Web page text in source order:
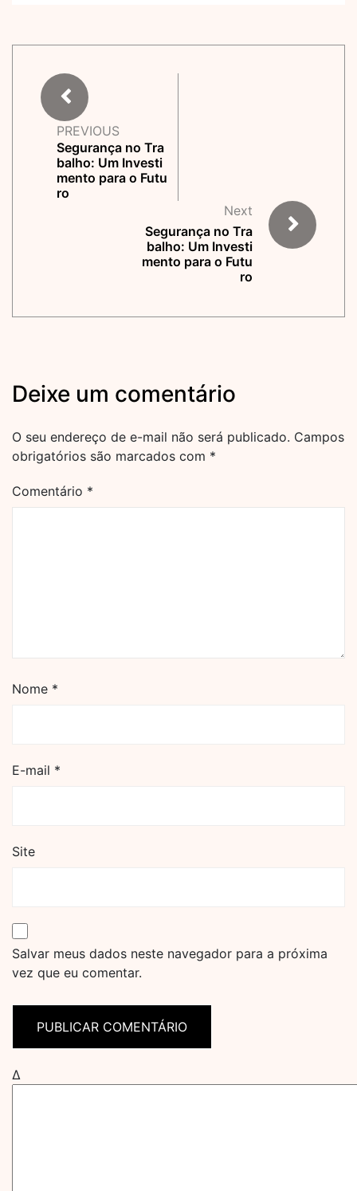
PREVIOUS
Segurança no Tra
balho: Um Investi
mento para o Futu
ro
Next
Segurança no Tra
balho: Um Investi
mento para o Futu
ro
Deixe um comentário
O seu endereço de e-mail não será publicado. Campos
obrigatórios são marcados com *
Comentário *
Nome *
E-mail *
Site
Salvar meus dados neste navegador para a próxima
vez que eu comentar.
Δ